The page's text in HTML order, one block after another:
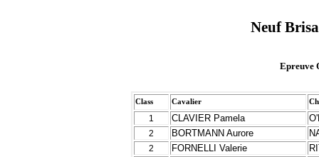
Neuf
Epreuve
Class Cavalier
1 CLAVIER Pamela
2 BORTMANN Aurore
2 FORNELLI Valerie